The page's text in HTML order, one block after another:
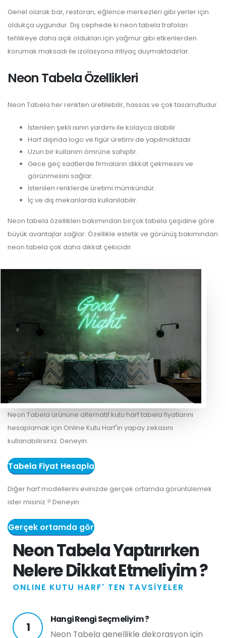
Genel olarak bar, restoran, eğlence merkezleri gibi yerler için
oldukça uygundur. Dış cephede ki neon tabela trafoları
tehlikeye daha açık oldukları için yağmur gibi etkenlerden
korumak maksadı ile izolasyona ihtiyaç duymaktadırlar.
Neon Tabela Özellikleri
Neon Tabela her renkten üretilebilir, hassas ve çok tasarrufludur.
İstenilen şekli ısının yardımı ile kolayca alabilir.
Harf dışında logo ve figür üretimi de yapılmaktadır.
Uzun bir kullanım ömrüne sahiptir.
Gece geç saatlerde firmaların dikkat çekmesini ve
görünmesini sağlar.
İstenilen renklerde üretimi mümkündür.
İç ve dış mekanlarda kullanılabilir.
Neon tabela özellikleri bakımından birçok tabela çeşidine göre
büyük avantajlar sağlar. Özellikle estetik ve görünüş bakımından
neon tabela çok daha dikkat çekicidir.
Neon Tabela ürününe alternatif kutu harf tabela fiyatlarını
hesaplamak için Online Kutu Harf'in yapay zekasını
kullanabilirsiniz. Deneyin:
Tabela Fiyat Hesapla
Diğer harf modellerini evinizde gerçek ortamda görüntülemek
ister misiniz ? Deneyin:
Gerçek ortamda gör
Neon Tabela Yaptırırken
Nelere Dikkat Etmeliyim ?
ONLINE KUTU HARF' TEN TAVSİYELER
1
Hangi Rengi Seçmeliyim ?
Neon Tabela genellikle dekorasyon için